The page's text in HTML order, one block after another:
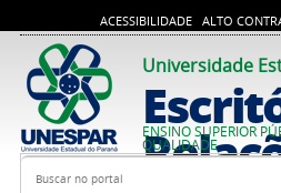
ACESSIBILIDADE ALTO
Universidade
ENSINO SUPERIOR
QUALIDADE
Busca